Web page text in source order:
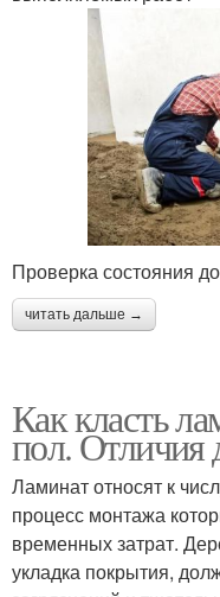
Проверка состояния
читать дальше →
Как класть
пол. Отличия
Ламинат относят к
процесс монтажа
временных затрат.
укладка покрытия,